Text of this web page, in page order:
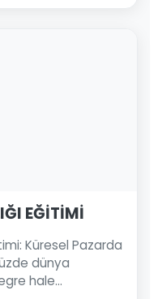
EĞİTİMİ
Küresel Pazarda
dünya
hale...